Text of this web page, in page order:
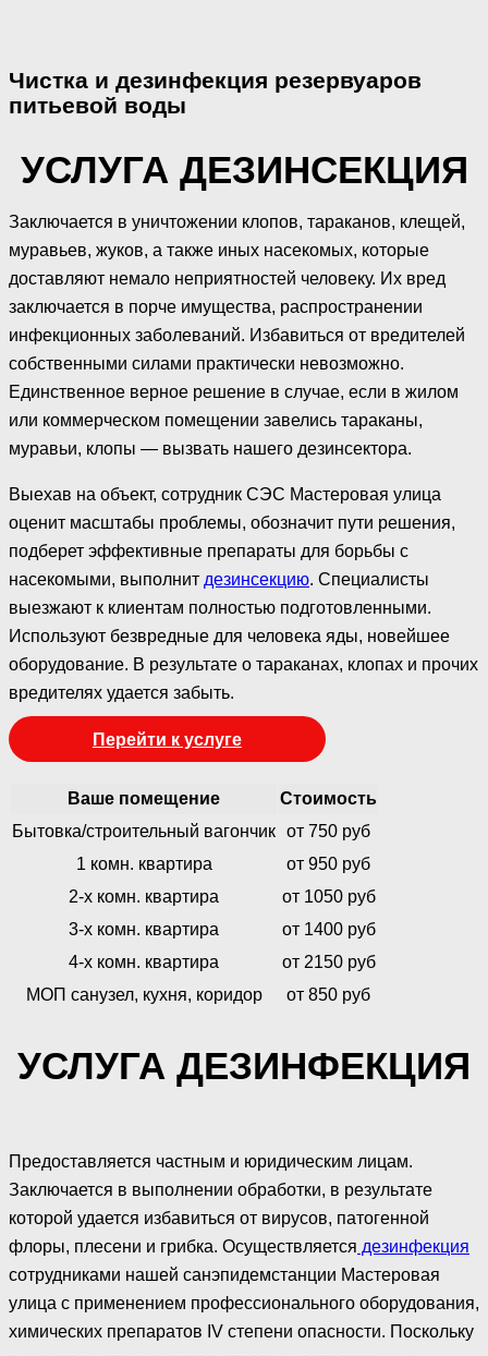
Чистка и дезинфекция резервуаров
питьевой воды
УСЛУГА ДЕЗИНСЕКЦИЯ
Заключается в уничтожении клопов, тараканов, клещей,
муравьев, жуков, а также иных насекомых, которые
доставляют немало неприятностей человеку. Их вред
заключается в порче имущества, распространении
инфекционных заболеваний. Избавиться от вредителей
собственными силами практически невозможно.
Единственное верное решение в случае, если в жилом
или коммерческом помещении завелись тараканы,
муравьи, клопы — вызвать нашего дезинсектора.
Выехав на объект, сотрудник СЭС Мастеровая улица
оценит масштабы проблемы, обозначит пути решения,
подберет эффективные препараты для борьбы с
насекомыми, выполнит дезинсекцию. Специалисты
выезжают к клиентам полностью подготовленными.
Используют безвредные для человека яды, новейшее
оборудование. В результате о тараканах, клопах и прочих
вредителях удается забыть.
Перейти к услуге
Ваше помещение
Стоимость
Бытовка/строительный вагончик от 750 руб
1 комн. квартира
от 950 руб
2-х комн. квартира
от 1050 руб
3-х комн. квартира
от 1400 руб
4-х комн. квартира
от 2150 руб
МОП санузел, кухня, коридор
от 850 руб
УСЛУГА ДЕЗИНФЕКЦИЯ
Предоставляется частным и юридическим лицам.
Заключается в выполнении обработки, в результате
которой удается избавиться от вирусов, патогенной
флоры, плесени и грибка. Осуществляется дезинфекция
сотрудниками нашей санэпидемстанции Мастеровая
улица с применением профессионального оборудования,
химических препаратов IV степени опасности. Поскольку